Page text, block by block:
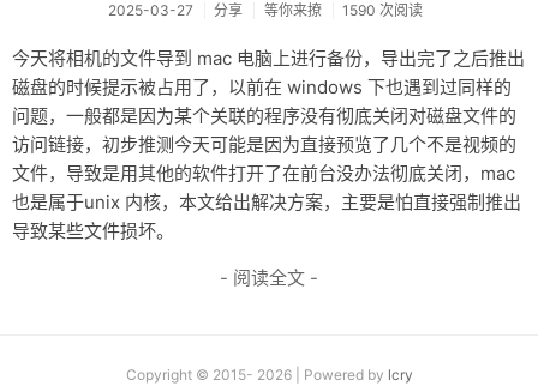
分享
技术
教程
生活
AI
2025-03-27 分享 等你来撩 1590 次阅读
今天将相机的文件导到 mac 电脑上进行备份，导出完了之后推出
磁盘的时候提示被占用了，以前在 windows 下也遇到过同样的
问题，一般都是因为某个关联的程序没有彻底关闭对磁盘文件的
访问链接，初步推测今天可能是因为直接预览了几个不是视频的
文件，导致是用其他的软件打开了在前台没办法彻底关闭，mac
也是属于unix 内核，本文给出解决方案，主要是怕直接强制推出
导致某些文件损坏。
- 阅读全文 -
Copyright © 2015- 2026 | Powered by lcry